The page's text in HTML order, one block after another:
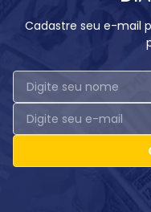
Cadastre seu e-mail